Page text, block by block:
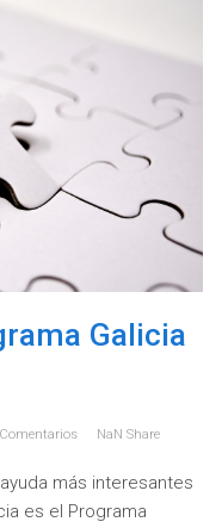
Galicia
Comentarios NaN Share
más interesantes
es el Programa